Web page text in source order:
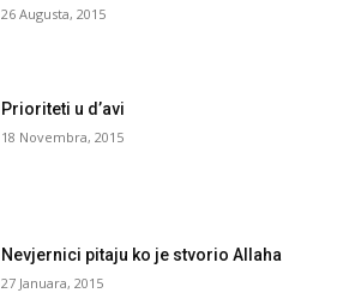
26 Augusta, 2015
Prioriteti u d’avi
18 Novembra, 2015
Nevjernici pitaju ko je stvorio Allaha
27 Januara, 2015